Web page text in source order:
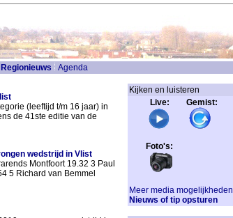
Regionieuws Agenda
(leeftijd t/m 16 jaar) in
de 41ste editie van de
wedstrijd in Vlist
Montfoort 19.32 3 Paul
5 Richard van Bemmel
Kijken en luisteren
Live: Gemist:
Foto's:
Meer media mogelijkheden
Nieuws of tip opsturen